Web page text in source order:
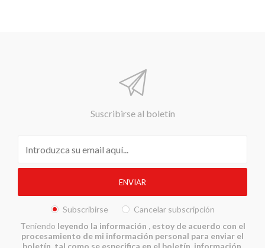
Suscribirse al boletín
Subscribirse
Cancelar subscripción
Teniendo leyendo la información , estoy de acuerdo con el
procesamiento de mi información personal para enviar el